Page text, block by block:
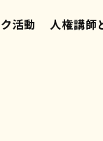
活動 人権講師